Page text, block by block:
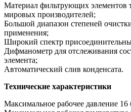
Материал фильтрующих элементов
мировых производителей;
Большой диапазон степеней
применения;
Широкий спектр
Дифманометр для отслеживания
элемента;
Автоматический слив конденсата.
Технические характеристики
Максимальное рабочее давление 16